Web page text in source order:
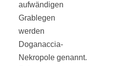
aufwändigen
Grablegen
werden
Doganaccia-
Nekropole genannt.